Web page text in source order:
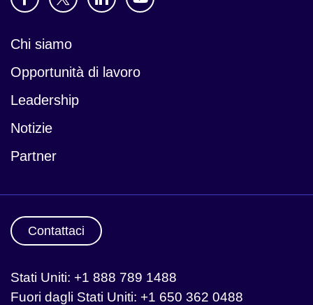
Chi siamo
Opportunità di lavoro
Leadership
Notizie
Partner
Contattaci
Stati Uniti: +1 888 789 1488
Fuori dagli Stati Uniti: +1 650 362 0488